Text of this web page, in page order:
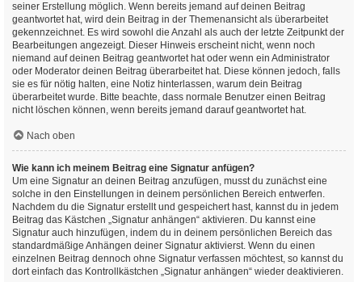
seiner Erstellung möglich. Wenn bereits jemand auf deinen Beitrag
geantwortet hat, wird dein Beitrag in der Themenansicht als überarbeitet
gekennzeichnet. Es wird sowohl die Anzahl als auch der letzte Zeitpunkt der
Bearbeitungen angezeigt. Dieser Hinweis erscheint nicht, wenn noch
niemand auf deinen Beitrag geantwortet hat oder wenn ein Administrator
oder Moderator deinen Beitrag überarbeitet hat. Diese können jedoch, falls
sie es für nötig halten, eine Notiz hinterlassen, warum dein Beitrag
überarbeitet wurde. Bitte beachte, dass normale Benutzer einen Beitrag
nicht löschen können, wenn bereits jemand darauf geantwortet hat.
Nach oben
Wie kann ich meinem Beitrag eine Signatur anfügen?
Um eine Signatur an deinen Beitrag anzufügen, musst du zunächst eine
solche in den Einstellungen in deinem persönlichen Bereich entwerfen.
Nachdem du die Signatur erstellt und gespeichert hast, kannst du in jedem
Beitrag das Kästchen „Signatur anhängen“ aktivieren. Du kannst eine
Signatur auch hinzufügen, indem du in deinem persönlichen Bereich das
standardmäßige Anhängen deiner Signatur aktivierst. Wenn du einen
einzelnen Beitrag dennoch ohne Signatur verfassen möchtest, so kannst du
dort einfach das Kontrollkästchen „Signatur anhängen“ wieder deaktivieren.